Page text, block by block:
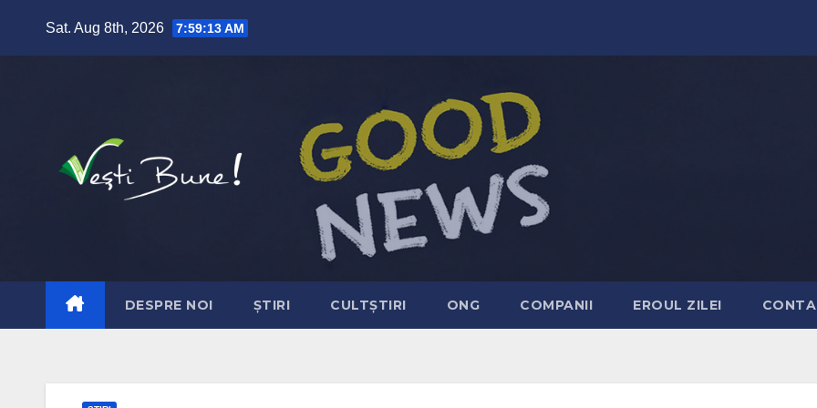
Sat. Aug 8th, 2026
7:59:15 AM
DESPRE NOI ȘTIRI CULTȘTIRI ONG COMPANII EROUL ZILEI